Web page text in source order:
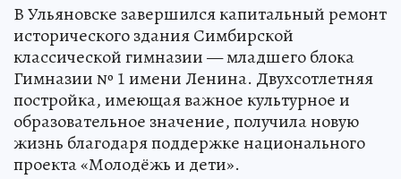
В Ульяновске завершился капитальный ремонт
исторического здания Симбирской
классической гимназии — младшего блока
Гимназии № 1 имени Ленина. Двухсотлетняя
постройка, имеющая важное культурное и
образовательное значение, получила новую
жизнь благодаря поддержке национального
проекта «Молодёжь и дети».